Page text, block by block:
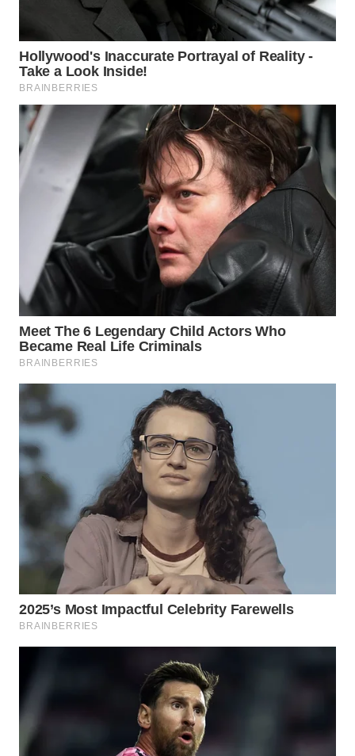
WAHANA
TANI
WAHANA
ADVOKAT
WAHANA
INFRASTRUKTUR
WAHANA
KONSUMEN
WAHANA
LISTRIK
WAHANA
TRAVEL
WAHANA
WAHANANEWS
WAHANANEWS
CO ID
WAHANANEWS
NET